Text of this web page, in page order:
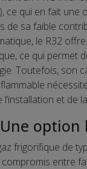
ce qui en fait une
de sa faible
le R32
ce qui permet
Toutefois, son
et de
Une
frigorifique de
entre